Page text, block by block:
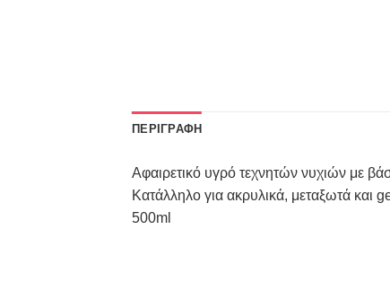
ΠΕΡΙΓΡΑΦΉ
Αφαιρετικό υγρό τεχνητών νυχιών με
Κατάλληλο για ακρυλικά, μεταξωτά και
500ml